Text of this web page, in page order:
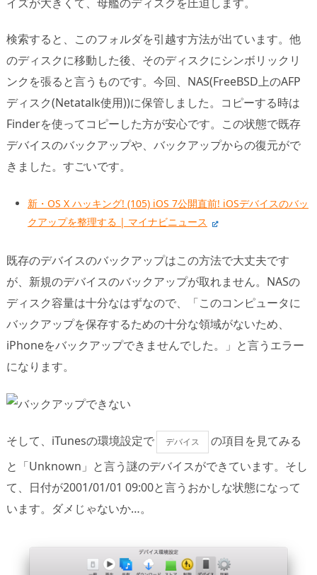
検索すると、このフォルダを引越す方法が出ています。他
のディスクに移動した後、そのディスクにシンボリックリ
ンクを張ると言うものです。今回、NAS(FreeBSD上のAFP
ディスク(Netatalk使用))に保管しました。コピーする時は
Finderを使ってコピーした方が安心です。この状態で既存
デバイスのバックアップや、バックアップからの復元がで
きました。すごいです。
新・OS X ハッキング! (105) iOS 7公開直前! iOSデバイスのバッ
クアップを整理する | マイナビニュース
既存のデバイスのバックアップはこの方法で大丈夫です
が、新規のデバイスのバックアップが取れません。NASの
ディスク容量は十分なはずなので、「このコンピュータに
バックアップを保存するための十分な領域がないため、
iPhoneをバックアップできませんでした。」と言うエラー
になります。
そして、iTunesの環境設定で デバイス
の項目を見てみる
と「Unknown」と言う謎のデバイスができています。そし
て、日付が2001/01/01 09:00と言うおかしな状態になって
います。ダメじゃないか…。